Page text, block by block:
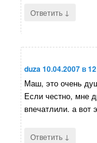
Ответить ↓
duza 10.04.2007 в
Маш, это очень
Если честно, мне
впечатлили. а вот
Ответить ↓